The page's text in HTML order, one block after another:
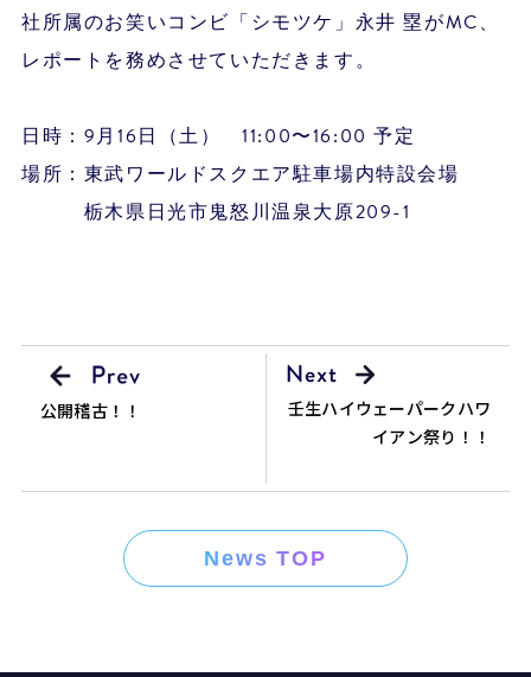
社所属のお笑いコンビ「シモツケ」永井 塁がMC、
レポートを務めさせていただきます。
日時：9月16日（土） 11:00〜16:00 予定
場所：東武ワールドスクエア駐車場内特設会場
栃木県日光市鬼怒川温泉大原209-1
公開稽古！！
壬生ハイウェーパークハワ
イアン祭り！！
News TOP